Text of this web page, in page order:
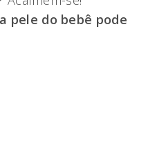
pele do bebê pode